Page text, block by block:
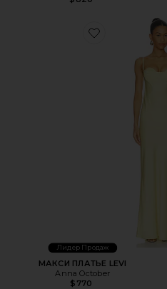
Favorite МАКСИ
Лидер Продаж
МАКСИ ПЛАТЬЕ LEVI
Anna October
$770